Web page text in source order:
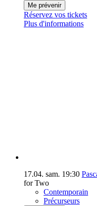
Me prévenir
Réservez vos tickets
Plus d'informations
17.04. sam. 19:30
for Two
Contemporain
Précurseurs